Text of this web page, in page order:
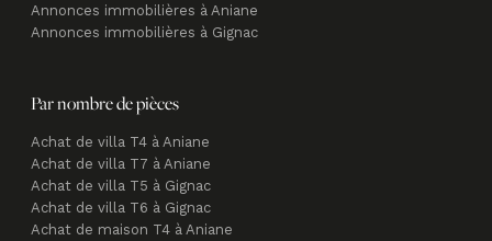
Annonces immobilières à Aniane
Annonces immobilières à Gignac
Par nombre de pièces
Achat de villa T4 à Aniane
Achat de villa T7 à Aniane
Achat de villa T5 à Gignac
Achat de villa T6 à Gignac
Achat de maison T4 à Aniane